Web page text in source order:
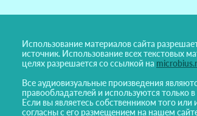
Использование материалов сайта
источник. Использование всех текстовых
целях разрешается со ссылкой на
Все аудиовизуальные произведения
правообладателей и используются
Если вы являетесь собственником того или
согласны с его размещением на нашем